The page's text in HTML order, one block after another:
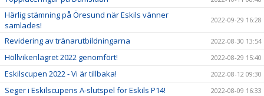
Härlig stämning på Öresund när Eskils vänner
samlades!
2022-09-29 16:28
Revidering av tränarutbildningarna 2022-08-30 13:54
Höllvikenlägret 2022 genomfört! 2022-08-29 15:40
Eskilscupen 2022 - Vi är tillbaka! 2022-08-12 09:30
Seger i Eskilscupens A-slutspel för Eskils P14! 2022-08-09 16:33